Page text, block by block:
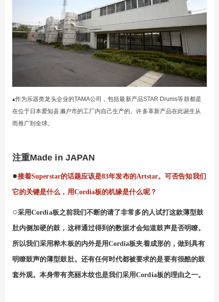
▴作为乐器类龙头企业的TAMA公司，包括最新产品STAR Drums等鼓都是
在位于日本爱知县濑户市的工厂内自己生产的。许多革新产品在此诞生从
而推广到全球。
注重Made in JAPAN
●接着Superstar的话题应该是83年发布的Artstar。可否告知我们
它的关键是什么，用Cordia板的机缘是什么呢？
○采用Cordia板之前我们不断的请了非常多的人试打这款薄型鼓
肚内侧加硬的鼓，这样通过得到的数据才会知道鼓声是否明瞭。
所以我们采用桦木板的内外是用Cordia板夹着成形的，做到具有
明瞭鼓声的薄型鼓肚。还有任何时代都被要求的是要有很酷的鼓
套外观。本身带有亮丽木纹也是我们采用Cordia板的理由之一。